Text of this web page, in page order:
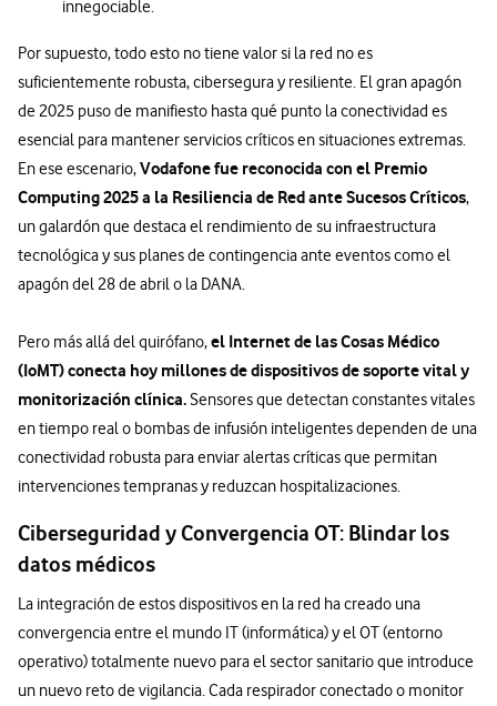
innegociable.
Por supuesto, todo esto no tiene valor si la red no es
suficientemente robusta, cibersegura y resiliente. El gran apagón
de 2025 puso de manifiesto hasta qué punto la conectividad es
esencial para mantener servicios críticos en situaciones extremas.
En ese escenario,Vodafone fue reconocida con el Premio
Computing 2025 a la Resiliencia de Red ante Sucesos Críticos,
un galardón que destaca el rendimiento de su infraestructura
tecnológica y sus planes de contingencia ante eventos como el
apagón del 28 de abril o la DANA.
Pero más allá del quirófano,el Internet de las Cosas Médico
(IoMT) conecta hoy millones de dispositivos de soporte vital y
monitorización clínica.Sensores que detectan constantes vitales
en tiempo real o bombas de infusión inteligentes dependen de una
conectividad robusta para enviar alertas críticas que permitan
intervenciones tempranas y reduzcan hospitalizaciones.
Ciberseguridad y Convergencia OT: Blindar los
datos médicos
La integración de estos dispositivos en la red ha creado una
convergencia entre el mundo IT (informática) y el OT (entorno
operativo) totalmente nuevo para el sector sanitario que introduce
un nuevo reto de vigilancia. Cada respirador conectado o monitor